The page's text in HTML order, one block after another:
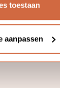
toestaan
aanpassen